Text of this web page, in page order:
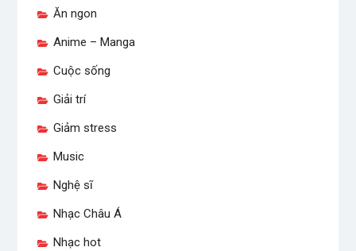
Ăn ngon
Anime – Manga
Cuộc sống
Giải trí
Giảm stress
Music
Nghệ sĩ
Nhạc Châu Á
Nhạc hot